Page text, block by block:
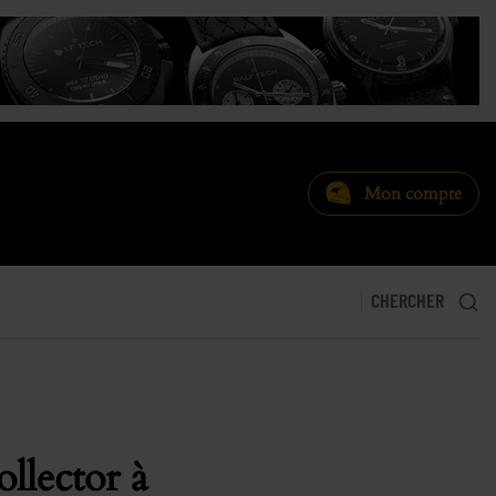
Mon compte
CHERCHER
à